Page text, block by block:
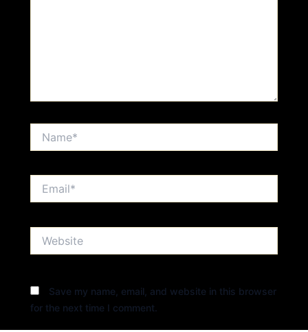
Save my name, email, and website in this browser
for the next time I comment.